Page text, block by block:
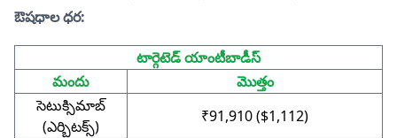
ఔషధాల ధర:
టార్గెటెడ్ యాంటీబాడీస్
మందు
మొత్తం
సెటుక్సిమాబ్
(ఎర్బిటక్స్)
₹91,910 ($1,112)